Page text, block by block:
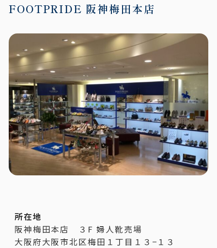
FOOTPRIDE 阪神梅田本店
所在地
阪神梅田本店 ３F 婦人靴売場
大阪府大阪市北区梅田１丁目１３−１３